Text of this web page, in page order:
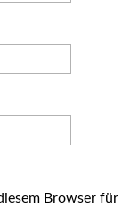
Browser